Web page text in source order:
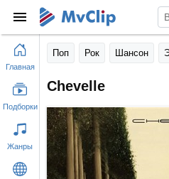
Поп Рок Шансон
Chevelle
Главная
Подборки
Жанры